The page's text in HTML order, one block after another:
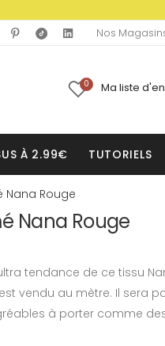
Nos
0 Ma liste
À 2.99€ TUTORIELS
Nana Rouge
Nana Rouge
tendance de ce tissu
vendu au mètre. Il sera
à porter comme